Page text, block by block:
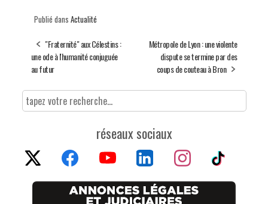
Publié dans Actualité
"Fraternité" aux Célestins :
une ode à l'humanité conjuguée
au futur
Métropole de Lyon : une violente
dispute se termine par des
coups de couteau à Bron
réseaux sociaux